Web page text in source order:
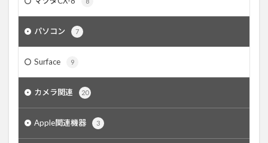
パソコン 7
Surface 9
カメラ関連 20
Apple関連機器 3